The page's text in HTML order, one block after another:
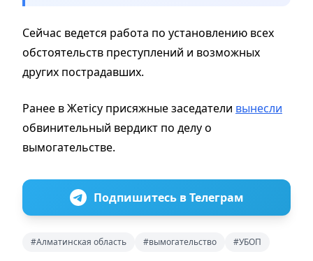
Сейчас ведется работа по установлению всех
обстоятельств преступлений и возможных
других пострадавших.
Ранее в Жетісу присяжные заседатели вынесли
обвинительный вердикт по делу о
вымогательстве.
Подпишитесь в Телеграм
#Алматинская область #вымогательство #УБОП